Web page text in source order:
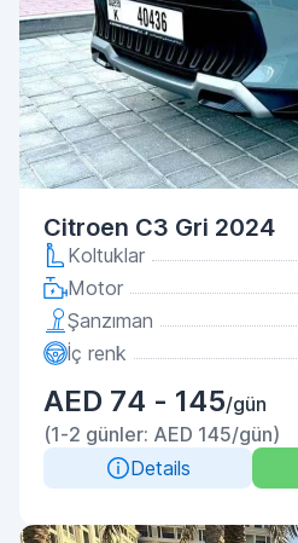
Citroen C3 Gri 2024
Koltuklar
Motor
Şanzıman
İç renk
AED 74 - 145/gün
(1-2 günler: AED 145/gün)
Details